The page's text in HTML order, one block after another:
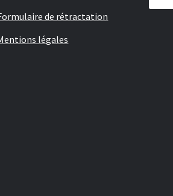
de rétractation
légales